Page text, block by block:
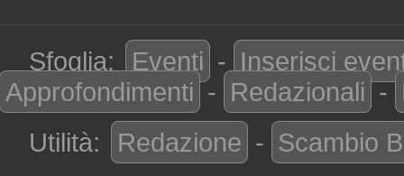
Sfoglia: Eventi - Inserisci
Approfondimenti - Redazionali -
Utilità:
Redazione - Scambio